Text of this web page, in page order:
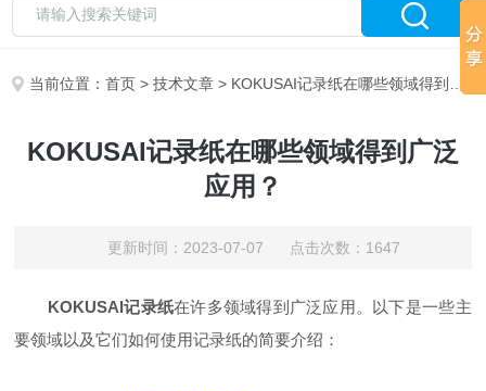
当前位置：首页 >技术文章 > KOKUSAI记录纸在哪些领域得到广泛应用？
KOKUSAI记录纸在哪些领域得到广泛
应用？
更新时间：2023-07-07 点击次数：1647
KOKUSAI记录纸在许多领域得到广泛应用。以下是一些主
要领域以及它们如何使用记录纸的简要介绍：